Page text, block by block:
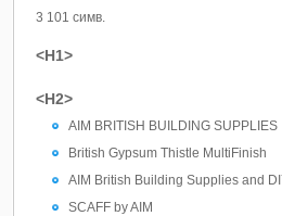
3 101 симв.
<H1>
<H2>
AIM BRITISH BUILDING SUPPLIES
British Gypsum Thistle MultiFinish
AIM British Building Supplies and
SCAFF by AIM